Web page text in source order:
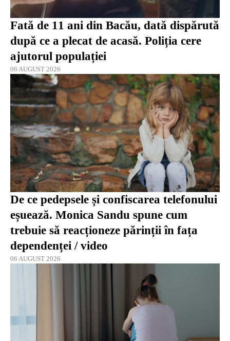
Fată de 11 ani din Bacău, dată dispărută
după ce a plecat de acasă. Poliția cere
ajutorul populației
06 AUGUST 2026
De ce pedepsele și confiscarea telefonului
eșuează. Monica Sandu spune cum
trebuie să reacționeze părinții în fața
dependenței / video
06 AUGUST 2026